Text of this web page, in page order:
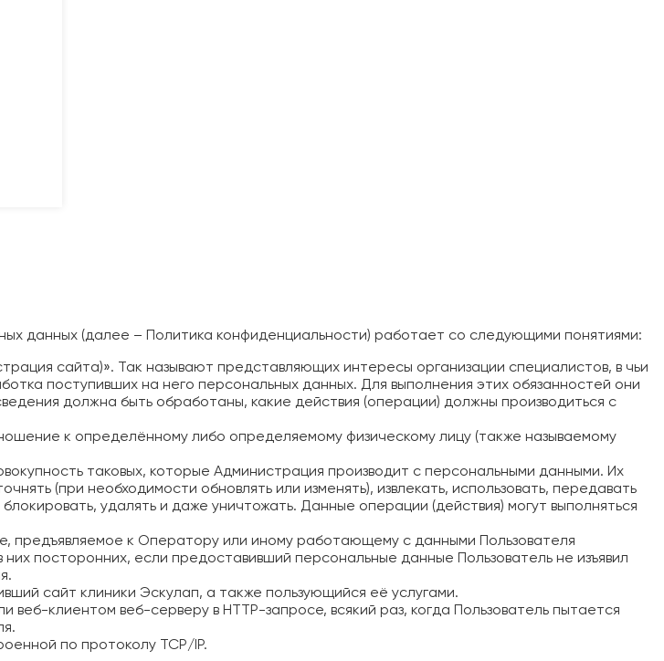
данных (далее – Политика конфиденциальности) работает со следующими понятиями:
сайта)». Так называют представляющих интересы организации специалистов, в чьи
поступивших на него персональных данных. Для выполнения этих обязанностей они
должна быть обработаны, какие действия (операции) должны производиться с
к определённому либо определяемому физическому лицу (также называемому
таковых, которые Администрация производит с персональными данными. Их
(при необходимости обновлять или изменять), извлекать, использовать, передавать
удалять и даже уничтожать. Данные операции (действия) могут выполняться
предъявляемое к Оператору или иному работающему с данными Пользователя
посторонних, если предоставивший персональные данные Пользователь не изъявил
сайт клиники Эскулап, а также пользующийся её услугами.
клиентом веб-серверу в HTTP-запросе, всякий раз, когда Пользователь пытается
по протоколу TCP/IP.